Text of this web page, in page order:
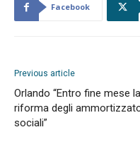
Facebook
Previous article
Orlando “Entro fine mese la
riforma degli
sociali”